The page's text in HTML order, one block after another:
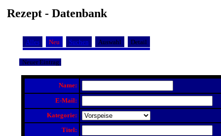
Rezept - Datenbank
Alles Neu Suchen Auswahl Detail
Neuer Eintrag:
Name:
E-Mail:
Kategorie:
Titel: